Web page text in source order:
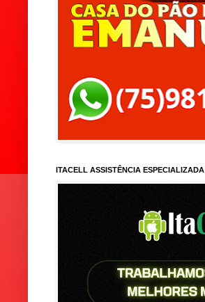
ITACELL ASSISTÊNCIA ESPECIALIZADA